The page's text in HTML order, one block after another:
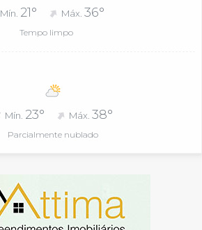
Mín. 21° Máx. 36°
Tempo limpo
Mín. 23° Máx.38°
Parcialmente nublado